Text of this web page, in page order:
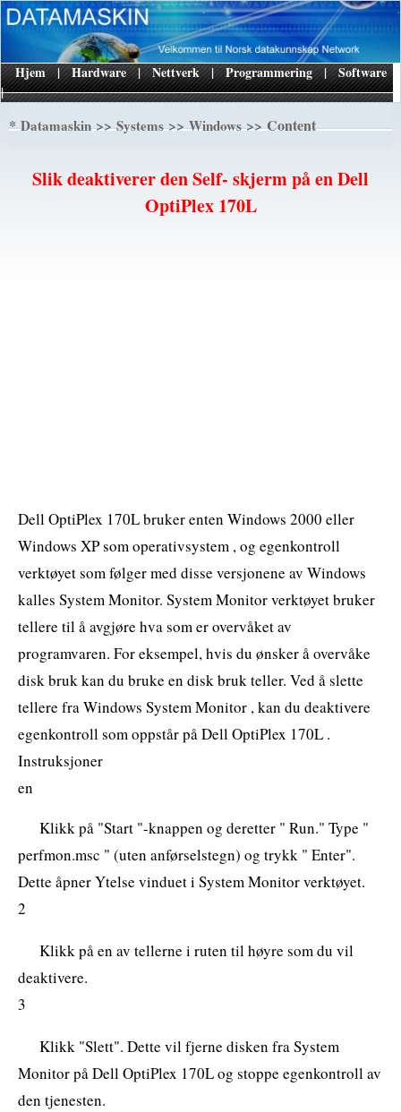
|
Hjem | Hardware | Nettverk | Programmering | Software
*Datamaskin>>Systems>>Windows>> Content
Slik deaktiverer den Self- skjerm på en Dell
OptiPlex 170L
Dell OptiPlex 170L bruker enten Windows 2000 eller
Windows XP som operativsystem , og egenkontroll
verktøyet som følger med disse versjonene av Windows
kalles System Monitor. System Monitor verktøyet bruker
tellere til å avgjøre hva som er overvåket av
programvaren. For eksempel, hvis du ønsker å overvåke
disk bruk kan du bruke en disk bruk teller. Ved å slette
tellere fra Windows System Monitor , kan du deaktivere
egenkontroll som oppstår på Dell OptiPlex 170L .
Instruksjoner
en
Klikk på "Start "-knappen og deretter " Run." Type "
perfmon.msc " (uten anførselstegn) og trykk " Enter".
Dette åpner Ytelse vinduet i System Monitor verktøyet.
2
Klikk på en av tellerne i ruten til høyre som du vil
deaktivere.
3
Klikk "Slett". Dette vil fjerne disken fra System
Monitor på Dell OptiPlex 170L og stoppe egenkontroll av
den tjenesten.